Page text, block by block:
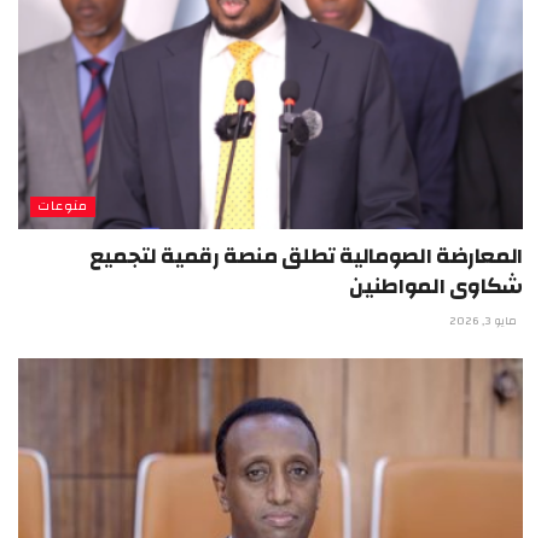
منوعات
المعارضة الصومالية تطلق منصة رقمية لتجميع
شكاوى المواطنين
مايو 3, 2026